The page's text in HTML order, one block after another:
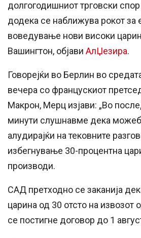
долгогодишниот трговски
додека се наближува рокот за
воведување нови високи
Вашингтон, објави АлЏезира.
Говорејќи во Берлин во
вечера со францускиот
Макрон, Мерц изјави: „Во
минути слушнавме дека
алудирајќи на тековните
избегнување 30-процентна
производи.
САД претходно се заканија
царина од 30 отсто на извозот
се постигне договор до 1